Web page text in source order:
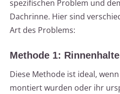
spezifischen Problem und
Dachrinne. Hier sind
Art des Problems:
Methode 1:
Diese Methode ist ideal,
montiert wurden oder ihr